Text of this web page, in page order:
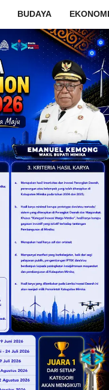
BUDAYA EKONOMI